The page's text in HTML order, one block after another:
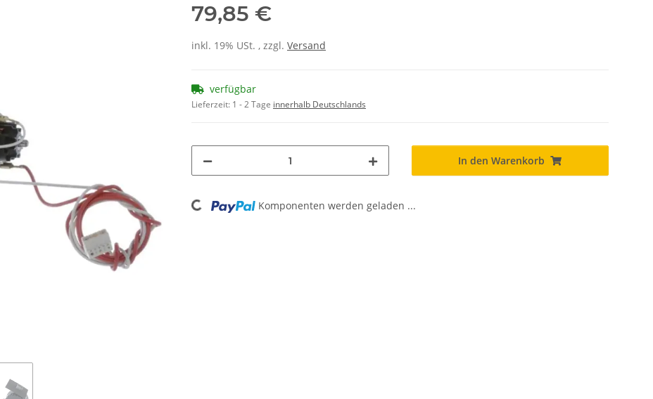
79,85 €
inkl. 19% USt. , zzgl. Versand
verfügbar
Lieferzeit: 1 - 2 Tage innerhalb Deutschlands
In den Warenkorb
Loading... Komponenten werden geladen ...